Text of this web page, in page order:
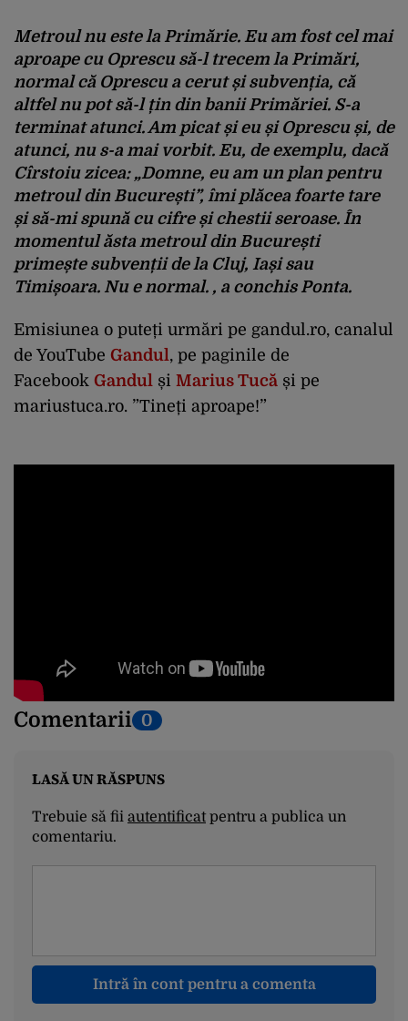
Metroul nu este la Primărie. Eu am fost cel mai
aproape cu Oprescu să-l trecem la Primări,
normal că Oprescu a cerut și subvenția, că
altfel nu pot să-l țin din banii Primăriei. S-a
terminat atunci. Am picat și eu și Oprescu și, de
atunci, nu s-a mai vorbit. Eu, de exemplu, dacă
Cîrstoiu zicea: „Domne, eu am un plan pentru
metroul din București”, îmi plăcea foarte tare
și să-mi spună cu cifre și chestii seroase. În
momentul ăsta metroul din București
primește subvenții de la Cluj, Iași sau
Timișoara. Nu e normal. , a conchis Ponta.
Emisiunea o puteți urmări pe gandul.ro, canalul
de YouTube Gandul, pe paginile de
Facebook Gandul și Marius Tucă și pe
mariustuca.ro. ”Tineți aproape!”
Comentarii 0
LASĂ UN RĂSPUNS
Trebuie să fii autentificatpentru a publica un
comentariu.
Intră în cont pentru a comenta